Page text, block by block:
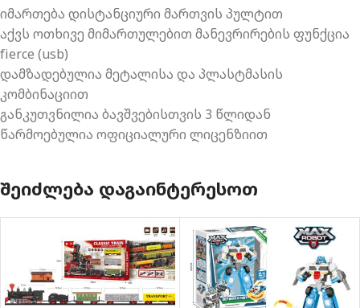
იმართება დისტანციური მართვის პულტით
აქვს ოთხივე მიმართულებით მანევრირების ფუნქცია
fierce (usb)
დამზადებულია მეტალისა და პლასტმასის
კომბინაციით
განკუთვნილია ბავშვებისთვის 3 წლიდან
წარმოებულია ოფიციალური ლიცენზიით
ᲨᲔᲘᲫᲚᲔᲑᲐ ᲓᲐᲒᲐᲘᲜᲢᲔᲠᲔᲡᲝᲗ